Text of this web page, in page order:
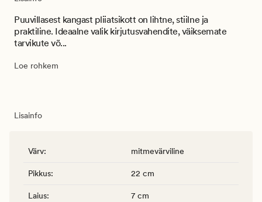
Puuvillasest kangast pliiatsikott on lihtne, stiilne ja
praktiline. Ideaalne valik kirjutusvahendite, väiksemate
tarvikute võ...
Loe rohkem
Lisainfo
Värv: mitmevärviline
Pikkus: 22 cm
Laius: 7 cm